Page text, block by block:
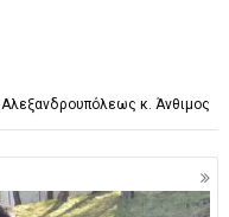
κ. Άνθιμος